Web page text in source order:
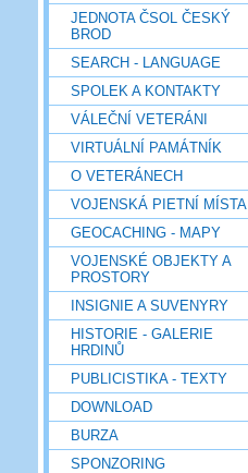
JEDNOTA ČSOL ČESKÝ
BROD
SEARCH - LANGUAGE
SPOLEK A KONTAKTY
VÁLEČNÍ VETERÁNI
VIRTUÁLNÍ PAMÁTNÍK
O VETERÁNECH
VOJENSKÁ PIETNÍ MÍSTA
GEOCACHING - MAPY
VOJENSKÉ OBJEKTY A
PROSTORY
INSIGNIE A SUVENYRY
HISTORIE - GALERIE
HRDINŮ
PUBLICISTIKA - TEXTY
DOWNLOAD
BURZA
SPONZORING